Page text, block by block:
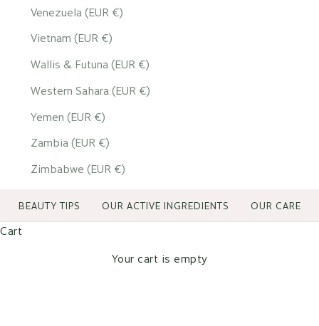
Venezuela (EUR €)
Vietnam (EUR €)
Wallis & Futuna (EUR €)
Western Sahara (EUR €)
Yemen (EUR €)
Zambia (EUR €)
Zimbabwe (EUR €)
BEAUTY TIPS OUR ACTIVE INGREDIENTS OUR CARE
Cart
Your cart is empty